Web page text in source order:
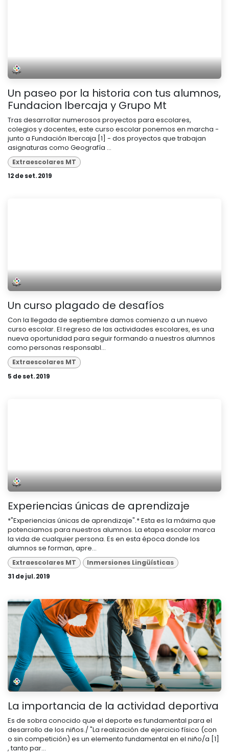
Un paseo por la historia con tus alumnos,
Fundacion Ibercaja y Grupo Mt
Tras desarrollar numerosos proyectos para escolares,
colegios y docentes, este curso escolar ponemos en marcha -
junto a Fundación Ibercaja [1] - dos proyectos que trabajan
asignaturas como Geografía ...
Extraescolares MT
12 de set. 2019
Un curso plagado de desafíos
Con la llegada de septiembre damos comienzo a un nuevo
curso escolar. El regreso de las actividades escolares, es una
nueva oportunidad para seguir formando a nuestros alumnos
como personas responsabl...
Extraescolares MT
5 de set. 2019
Experiencias únicas de aprendizaje
*"Experiencias únicas de aprendizaje".* Esta es la máxima que
potenciamos para nuestros alumnos. La etapa escolar marca
la vida de cualquier persona. Es en esta época donde los
alumnos se forman, apre...
Extraescolares MT Inmersiones Lingüísticas
31 de jul. 2019
La importancia de la actividad deportiva
Es de sobra conocido que el deporte es fundamental para el
desarrollo de los niños./ "La realización de ejercicio físico (con
o sin competición) es un elemento fundamental en el niño/a [1]
, tanto par...